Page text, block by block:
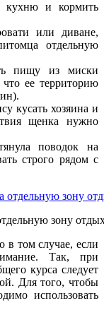
кухню и кормить
или диване,
отдельную
пищу из миски
ее территорию
кусать хозяина и
щенка нужно
поводок на
строго рядом с
зону
в том случае, если
Так, при
курса следует
Для того, чтобы
использовать